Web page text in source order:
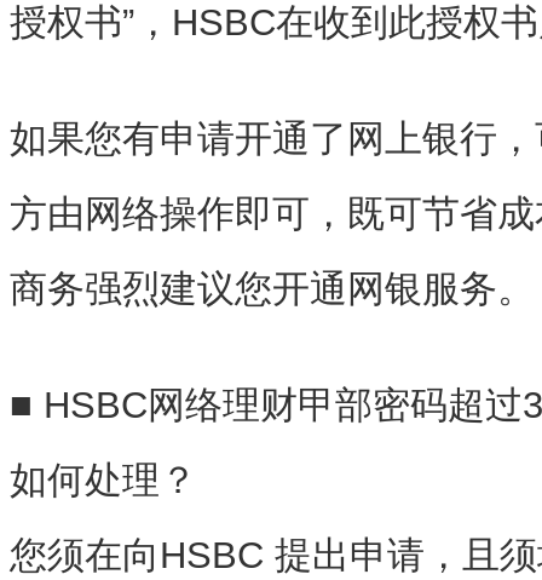
授权书”，HSBC在收到此授权
如果您有申请开通了网上银行
方由网络操作即可，既可节省
商务强烈建议您开通网银服务。
■ HSBC网络理财甲部密码超过
如何处理？
您须在向HSBC 提出申请，且